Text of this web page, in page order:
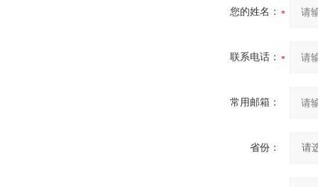
您的姓名：
联系电话：
常用邮箱：
省份：